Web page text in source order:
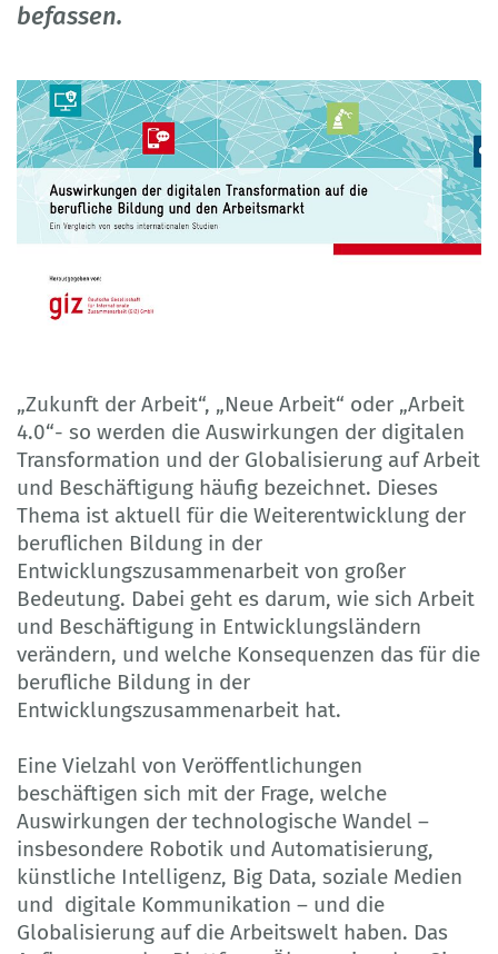
befassen.
„Zukunft der Arbeit“, „Neue Arbeit“ oder „Arbeit
4.0“- so werden die Auswirkungen der digitalen
Transformation und der Globalisierung auf Arbeit
und Beschäftigung häufig bezeichnet. Dieses
Thema ist aktuell für die Weiterentwicklung der
beruflichen Bildung in der
Entwicklungszusammenarbeit von großer
Bedeutung. Dabei geht es darum, wie sich Arbeit
und Beschäftigung in Entwicklungsländern
verändern, und welche Konsequenzen das für die
berufliche Bildung in der
Entwicklungszusammenarbeit hat.
Eine Vielzahl von Veröffentlichungen
beschäftigen sich mit der Frage, welche
Auswirkungen der technologische Wandel –
insbesondere Robotik und Automatisierung,
künstliche Intelligenz, Big Data, soziale Medien
und digitale Kommunikation – und die
Globalisierung auf die Arbeitswelt haben. Das